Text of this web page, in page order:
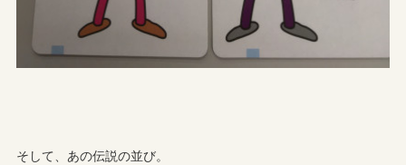
そして、あの伝説の並び。